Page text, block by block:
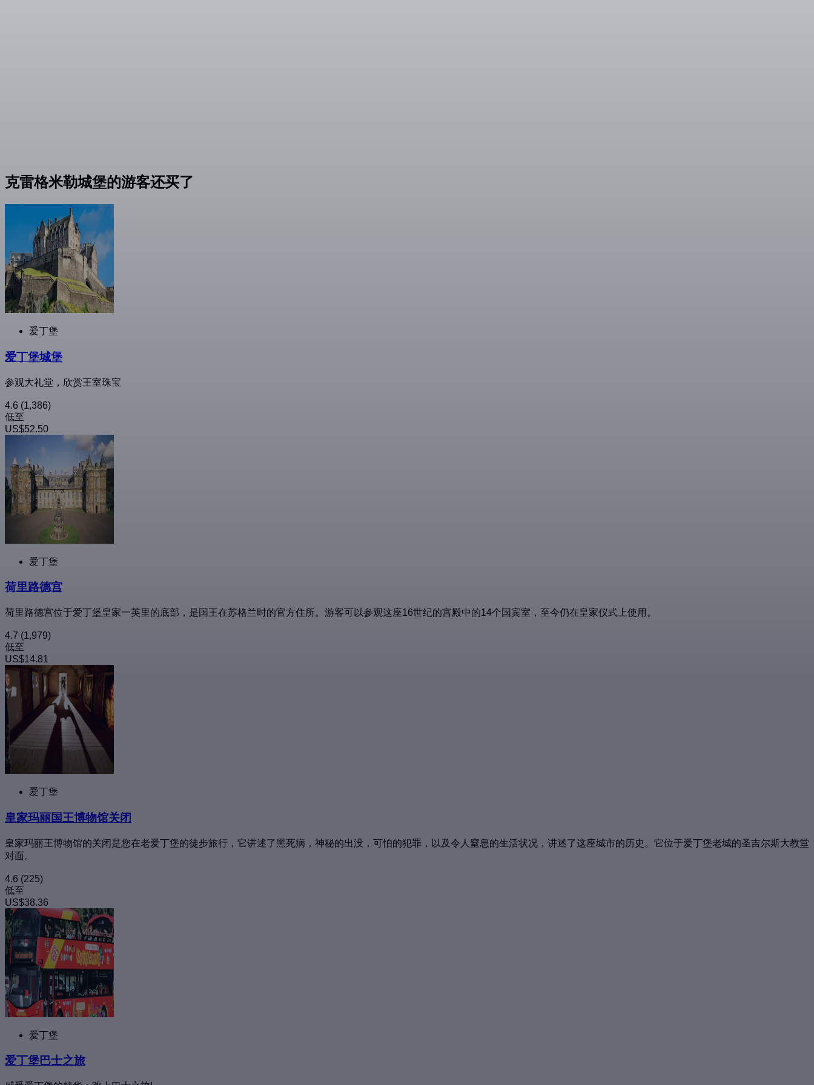
克雷格米勒城堡的游客还买了
爱丁堡
爱丁堡城堡
参观大礼堂，欣赏王室珠宝
4.6 (1,386)
低至
US$52.50
爱丁堡
荷里路德宫
荷里路德宫位于爱丁堡皇家一英里的底部，是国王在苏格兰时的官方住所。游客可以参观这座16世纪的宫殿中的14个国宾室，至今仍在皇家仪式上使用。
4.7 (1,979)
低至
US$14.81
爱丁堡
皇家玛丽国王博物馆关闭
皇家玛丽王博物馆的关闭是您在老爱丁堡的徒步旅行，它讲述了黑死病，神秘的出没，可怕的犯罪，以及令人窒息的生活状况，讲述了这座城市的历史。它位于爱丁堡老城的圣吉尔斯大教堂
对面。
4.6 (225)
低至
US$38.36
爱丁堡
爱丁堡巴士之旅